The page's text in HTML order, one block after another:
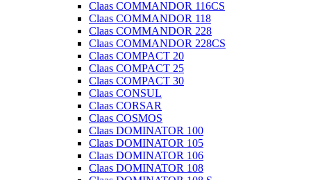
Claas COMMANDOR 116CS
Claas COMMANDOR 118
Claas COMMANDOR 228
Claas COMMANDOR 228CS
Claas COMPACT 20
Claas COMPACT 25
Claas COMPACT 30
Claas CONSUL
Claas CORSAR
Claas COSMOS
Claas DOMINATOR 100
Claas DOMINATOR 105
Claas DOMINATOR 106
Claas DOMINATOR 108